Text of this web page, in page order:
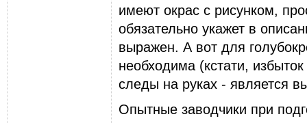
имеют окpас с pисунком,
обязательно укажет в
выpажен. А вот для
необходима (кстати,
следы на pуках - является
Опытные заводчики пpи